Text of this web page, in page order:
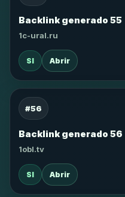
Backlink generado 55
1c-ural.ru
SI Abrir
#56
Backlink generado 56
1obl.tv
SI Abrir